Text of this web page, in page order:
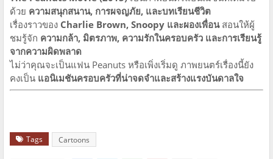
ด้วย ความสนุกสนาน, การผจญภัย, และบทเรียนชีวิต
เรื่องราวของ Charlie Brown, Snoopy และผองเพื่อนสอนให้ผู้
ชมรู้จัก ความกล้า, มิตรภาพ, ความรักในครอบครัว และการเรียนรู้
จากความผิดพลาด
ไม่ว่าคุณจะเป็นแฟน Peanuts หรือเพิ่งเริ่มดู ภาพยนตร์เรื่องนี้ยัง
คงเป็น แอนิเมชันครอบครัวที่น่าจดจำและสร้างแรงบันดาลใจ
Tags Cartoons